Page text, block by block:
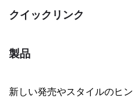
クイックリンク
製品
新しい発売やスタイルのヒ